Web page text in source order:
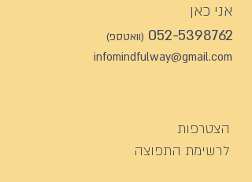
הצטרפות
לרשימת התפוצה
אני כאן
052-5398762 (וואטספ)
infomindfulway@gmail.com